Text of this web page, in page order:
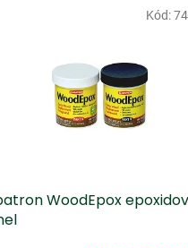
WoodEpox
Kód: